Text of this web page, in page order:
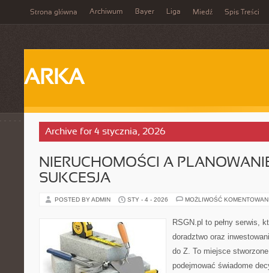
Strona główna Archiwum Bayer Liga Miedź Spis Treści
ARKA
Archive for 4 stycznia, 2026
NIERUCHOMOŚCI A
SUKCESJA
POSTED BY ADMIN STY - 4 - 2026 MOŻLIWOŚĆ
RSGN.pl to pełny serwis,
doradztwo oraz
do Z. To miejsce
podejmować świadome